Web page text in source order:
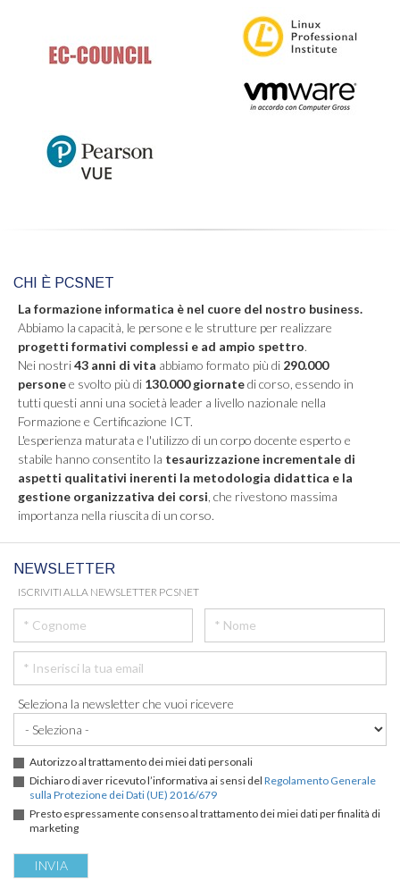
CHI È PCSNET
La formazione informatica è nel cuore del nostro business.
Abbiamo la capacità, le persone e le strutture per realizzare
progetti formativi complessi e ad ampio spettro.
Nei nostri43 anni di vita abbiamo formato più di 290.000
personee svolto più di 130.000 giornatedi corso, essendo in
tutti questi anni una società leader a livello nazionale nella
Formazione e Certificazione ICT.
L'esperienza maturata e l'utilizzo di un corpo docente esperto e
stabile hanno consentito la tesaurizzazione incrementale di
aspetti qualitativi inerenti la metodologia didattica e la
gestione organizzativa dei corsi , che rivestono massima
importanza nella riuscita di un corso.
NEWSLETTER
ISCRIVITI ALLA NEWSLETTER PCSNET
Seleziona la newsletter che vuoi ricevere
Autorizzo al trattamento dei miei dati personali
Dichiaro di aver ricevuto l’informativa ai sensi del Regolamento Generale
sulla Protezione dei Dati (UE) 2016/679
Presto espressamente consenso al trattamento dei miei dati per finalità di
marketing